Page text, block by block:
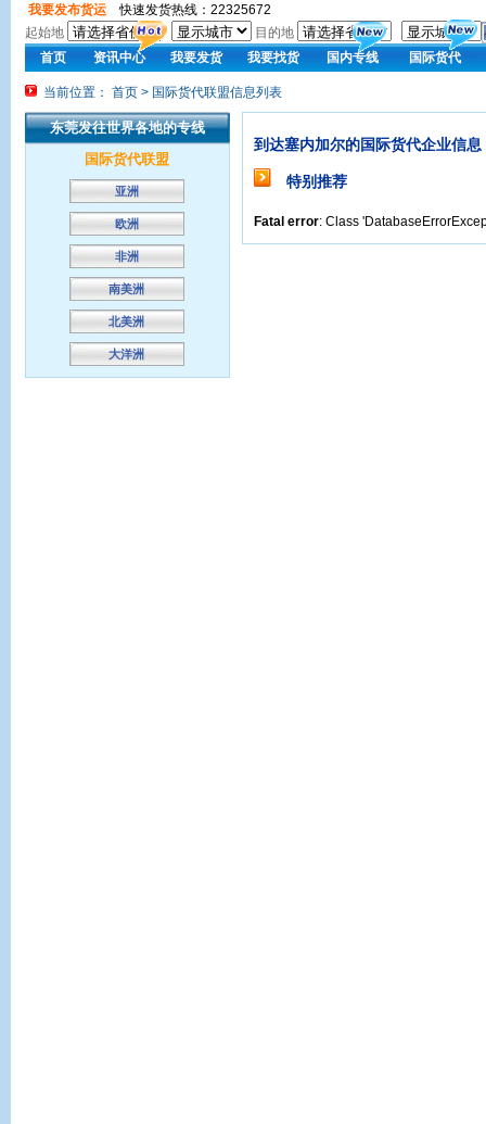
我要发布货运快速发货热线：22325672
起始地
目的地
首页
资讯中心 我要发货 我要找货 国内专线 国际货代
当前位置： 首页 > 国际货代联盟信息列表
东莞发往世界各地的专线
国际货代联盟
亚洲
欧洲
非洲
南美洲
北美洲
大洋洲
到达塞内加尔的国际货代企业信息
特别推荐
Fatal error: Class